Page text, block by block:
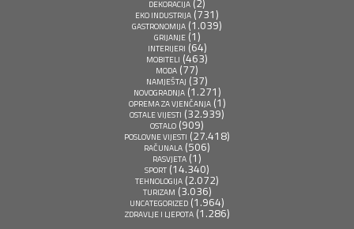
DEKORACIJA
EKO INDUSTRIJA (731)
GASTRONOMIJA (1.039)
GRIJANJE(1)
INTERIJERI (64)
MOBITELI (463)
MODA (77)
NAMJEŠTAJ (37)
NOVOGRADNJA(1.271)
OPREMA ZA VJENČANJA(1)
OSTALE VIJESTI (32.939)
OSTALO (909)
POSLOVNE VIJESTI (27.418)
RAČUNALA (506)
RASVJETA(1)
SPORT (14.340)
TEHNOLOGIJA (2.072)
TURIZAM (3.036)
UNCATEGORIZED (1.964)
ZDRAVLJE I LJEPOTA(1.286)